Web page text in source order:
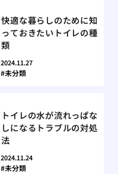
快適な暮らしのために知
っておきたいトイレの種
類
2024.11.27
未分類
トイレの水が流れっぱな
しになるトラブルの対処
法
2024.11.24
未分類